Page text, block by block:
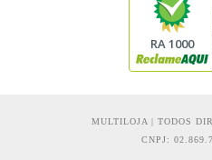
RA 1000
MULTILOJA | TODOS
CNPJ: